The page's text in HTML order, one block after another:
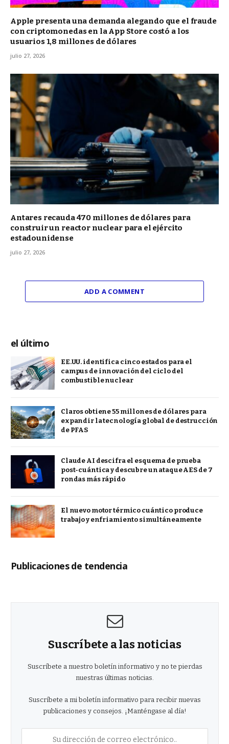
Apple presenta una demanda alegando que el fraude
con criptomonedas en la App Store costó a los
usuarios 1,8 millones de dólares
julio 27, 2026
Antares recauda 470 millones de dólares para
construir un reactor nuclear para el ejército
estadounidense
julio 27, 2026
ADD A COMMENT
el último
EE.UU. identifica cinco estados para el
campus de innovación del ciclo del
combustible nuclear
Claros obtiene 55 millones de dólares para
expandir la tecnología global de destrucción
de PFAS
Claude AI descifra el esquema de prueba
post-cuántica y descubre un ataque AES de 7
rondas más rápido
El nuevo motor térmico cuántico produce
trabajo y enfriamiento simultáneamente
Publicaciones de tendencia
Suscríbete a las noticias
Suscríbete a nuestro boletín informativo y no te pierdas
nuestras últimas noticias.
Suscríbete a mi boletín informativo para recibir nuevas
publicaciones y consejos. ¡Manténgase al día!